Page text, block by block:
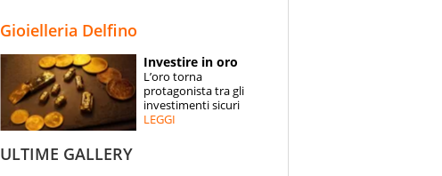
ESPERTI
CONTATTI
Gioielleria Delfino
Investire in oro
L’oro torna
protagonista tra gli
investimenti sicuri
LEGGI
ULTIME GALLERY